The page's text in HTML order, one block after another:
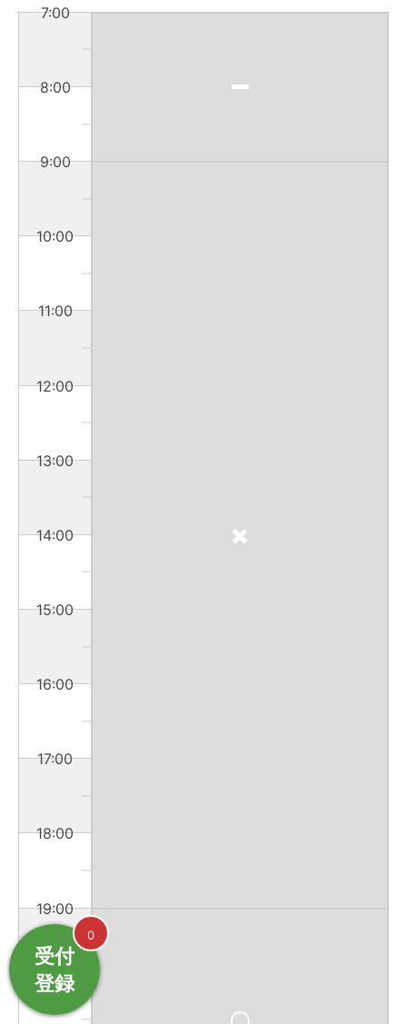
7:00
8:00
9:00
10:00
11:00
12:00
13:00
14:00
15:00
16:00
17:00
18:00
19:00
20:00
0
受付
登録